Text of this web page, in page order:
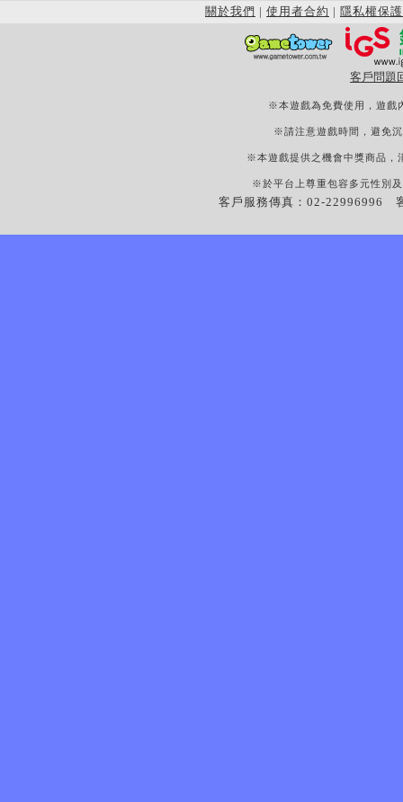
關於我們 | 使用者合約 | 隱私權保護
客戶問題
※本遊戲為免費使用，遊戲
※請注意遊戲時間，避免
※本遊戲提供之機會中獎商品，
※於平台上尊重包容多元性別
客戶服務傳真：02-22996996